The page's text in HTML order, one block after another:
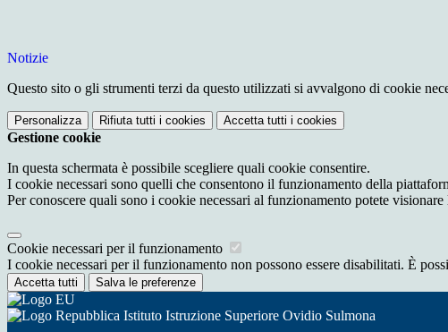
Notizie
Questo sito o gli strumenti terzi da questo utilizzati si avvalgono di cookie
Personalizza Rifiuta tutti i cookies Accetta tutti i cookies
Gestione cookie
In questa schermata è possibile scegliere quali cookie consentire.
I cookie necessari sono quelli che consentono il funzionamento della
Per conoscere quali sono i cookie necessari al funzionamento potete visionare
Cookie necessari per il funzionamento
I cookie necessari per il funzionamento non possono essere disabilitati. È
Accetta tutti Salva le preferenze
Istituto Istruzione Superiore Ovidio Sulmona